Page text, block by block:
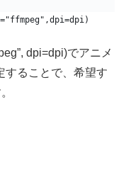
dpi=dpi)でアニメ
することで、希望す